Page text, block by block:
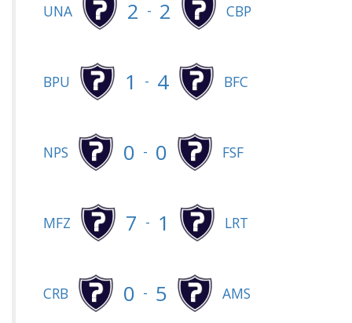
UNA 2 - 2 CBP
BPU 1 - 4 BFC
NPS 0 - 0 FSF
MFZ 7 - 1 LRT
CRB 0 - 5 AMS